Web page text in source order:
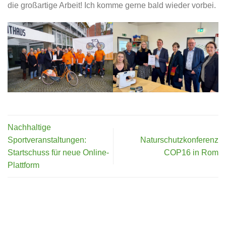
die großartige Arbeit! Ich komme gerne bald wieder vorbei.
Nachhaltige
Sportveranstaltungen:
Startschuss für neue Online-
Plattform
Naturschutzkonferenz
COP16 in Rom